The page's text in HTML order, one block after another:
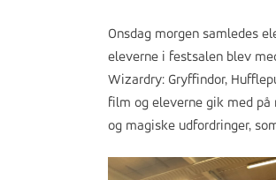
Onsdag morgen samledes
eleverne i festsalen blev
Wizardry: Gryffindor,
film og eleverne gik med
og magiske udfordringer,